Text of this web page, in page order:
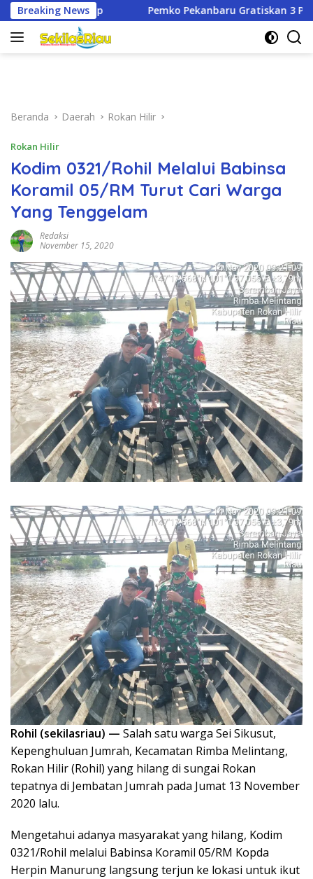
Langsung
ke
konten
Breaking News
Pemko Pekanbaru Gratiskan 3 Pasang Seragam Sekolah untuk
Beranda Daerah Rokan Hilir
Rokan Hilir
Kodim 0321/Rohil Melalui Babinsa
Koramil 05/RM Turut Cari Warga
Yang Tenggelam
Redaksi
November 15, 2020
Rohil (sekilasriau) — Salah satu warga Sei Sikusut,
Kepenghuluan Jumrah, Kecamatan Rimba Melintang,
Rokan Hilir (Rohil) yang hilang di sungai Rokan
tepatnya di Jembatan Jumrah pada Jumat 13 November
2020 lalu.
Mengetahui adanya masyarakat yang hilang, Kodim
0321/Rohil melalui Babinsa Koramil 05/RM Kopda
Herpin Manurung langsung terjun ke lokasi untuk ikut